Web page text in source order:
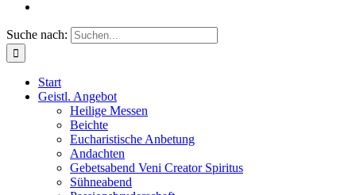
Suche nach:
Start
Geistl. Angebot
Heilige Messen
Beichte
Eucharistische Anbetung
Andachten
Gebetsabend Veni Creator Spiritus
Sühneabend